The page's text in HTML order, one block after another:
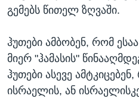
გემებს წითელ ზღვაში.
ჰუთები ამბობენ, რომ
მიერ "ჰამასის"
ჰუთები ასევე
ისრაელის, ან